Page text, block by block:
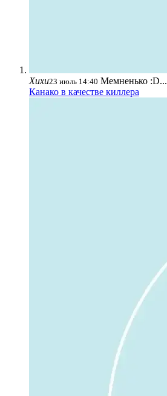
Хихи23 июль 14:40 Мемненько :D...
Канако в качестве киллера